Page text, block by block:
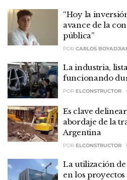
“Hoy la
avance de la
pública”
POR CARLOS
La industria,
funcionando
POR ELCONSTRUCTOR
Es clave
abordaje de la
Argentina
POR ELCONSTRUCTOR
La utilización
en los